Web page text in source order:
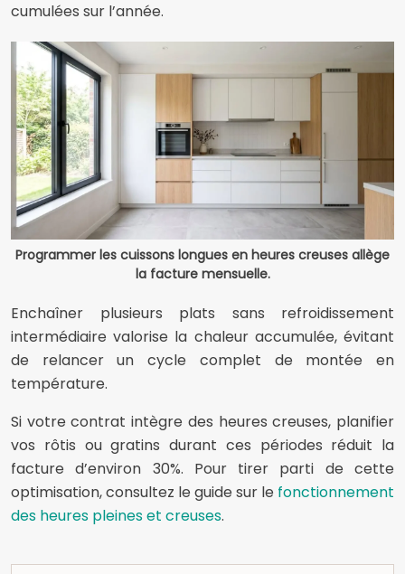
cumulées sur l’année.
Programmer les cuissons longues en heures creuses allège
la facture mensuelle.
Enchaîner plusieurs plats sans refroidissement
intermédiaire valorise la chaleur accumulée, évitant
de relancer un cycle complet de montée en
température.
Si votre contrat intègre des heures creuses, planifier
vos rôtis ou gratins durant ces périodes réduit la
facture d’environ 30%. Pour tirer parti de cette
optimisation, consultez le guide sur le fonctionnement
des heures pleines et creuses.